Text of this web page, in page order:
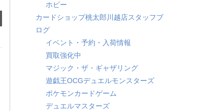
ホビー
カードショップ桃太郎川越店スタッフブ
ログ
イベント・予約・入荷情報
買取強化中
マジック・ザ・ギャザリング
遊戯王OCGデュエルモンスターズ
ポケモンカードゲーム
デュエルマスターズ